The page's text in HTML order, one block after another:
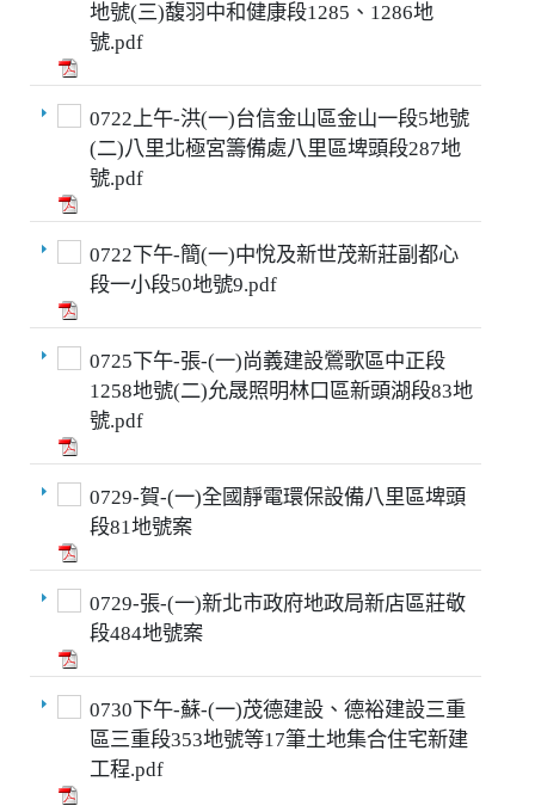
地號(三)馥羽中和健康段1285、1286地
號.pdf
0722上午-洪(一)台信金山區金山一段5地號
(二)八里北極宮籌備處八里區埤頭段287地
號.pdf
0722下午-簡(一)中悅及新世茂新莊副都心
段一小段50地號9.pdf
0725下午-張-(一)尚義建設鶯歌區中正段
1258地號(二)允晟照明林口區新頭湖段83地
號.pdf
0729-賀-(一)全國靜電環保設備八里區埤頭
段81地號案
0729-張-(一)新北市政府地政局新店區莊敬
段484地號案
0730下午-蘇-(一)茂德建設、德裕建設三重
區三重段353地號等17筆土地集合住宅新建
工程.pdf